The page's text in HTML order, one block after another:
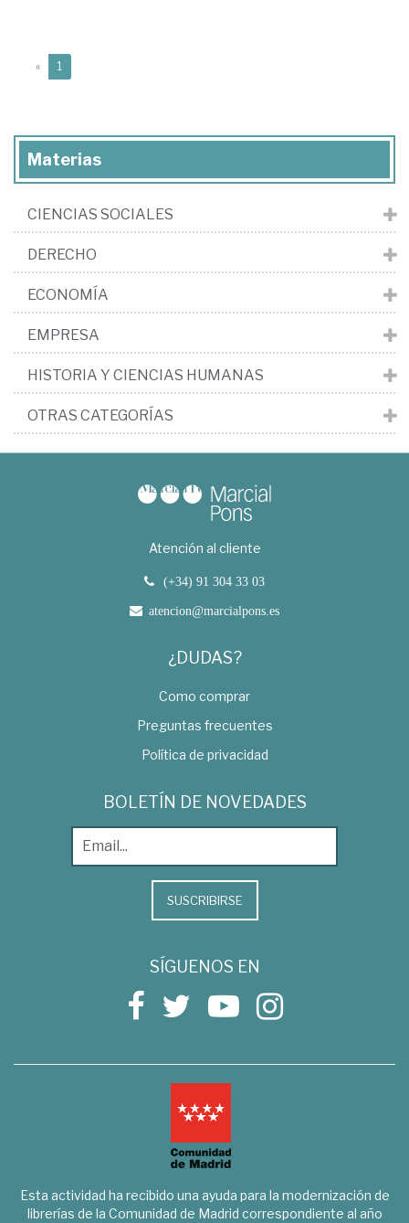
« 1
Materias
CIENCIAS SOCIALES
DERECHO
ECONOMÍA
EMPRESA
HISTORIA Y CIENCIAS HUMANAS
OTRAS CATEGORÍAS
Atención al cliente
(+34) 91 304 33 03
atencion@marcialpons.es
¿DUDAS?
Como comprar
Preguntas frecuentes
Política de privacidad
BOLETÍN DE NOVEDADES
SUSCRIBIRSE
SÍGUENOS EN
Esta actividad ha recibido una ayuda para la modernización de
librerías de la Comunidad de Madrid correspondiente al año